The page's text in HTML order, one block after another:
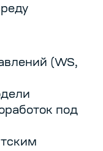
(WS,
под